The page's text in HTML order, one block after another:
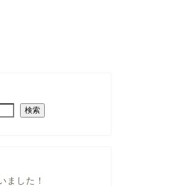
検索
ました！